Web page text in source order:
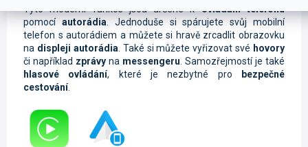
Tyto moderní funkce jsou určené kovládání telefonu
pomocíautorádia . Jednoduše si spárujete svůj mobilní
telefon s autorádiem a můžete si hravě zrcadlit obrazovku
na displeji autorádia . Také si můžete vyřizovat své hovory
či například zprávy na messengeru . Samozřejmostí je také
hlasové ovládání, které je nezbytné pro
bezpečné
cestování.